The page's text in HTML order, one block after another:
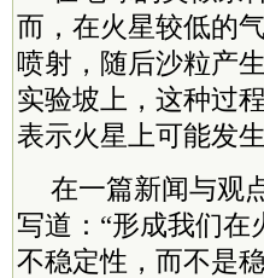
而，在火星较低的
喷射，随后沙粒产
实验坡上，这种过
表示火星上可能发
在一篇新闻与观
写道：“形成我们
不稳定性，而不是